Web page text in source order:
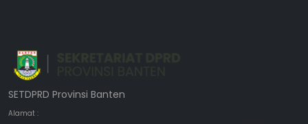
SETDPRD Provinsi Banten
Alamat :